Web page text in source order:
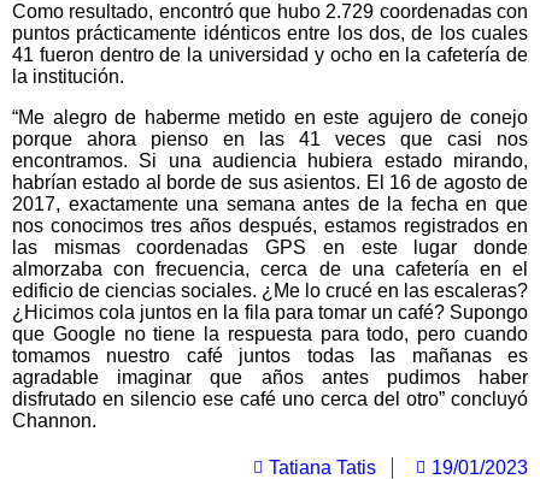
Como resultado, encontró que hubo 2.729 coordenadas con
puntos prácticamente idénticos entre los dos, de los cuales
41 fueron dentro de la universidad y ocho en la cafetería de
la institución.
“Me alegro de haberme metido en este agujero de conejo
porque ahora pienso en las 41 veces que casi nos
encontramos. Si una audiencia hubiera estado mirando,
habrían estado al borde de sus asientos. El 16 de agosto de
2017, exactamente una semana antes de la fecha en que
nos conocimos tres años después, estamos registrados en
las mismas coordenadas GPS en este lugar donde
almorzaba con frecuencia, cerca de una cafetería en el
edificio de ciencias sociales. ¿Me lo crucé en las escaleras?
¿Hicimos cola juntos en la fila para tomar un café? Supongo
que Google no tiene la respuesta para todo, pero cuando
tomamos nuestro café juntos todas las mañanas es
agradable imaginar que años antes pudimos haber
disfrutado en silencio ese café uno cerca del otro” concluyó
Channon.
Tatiana Tatis 19/01/2023